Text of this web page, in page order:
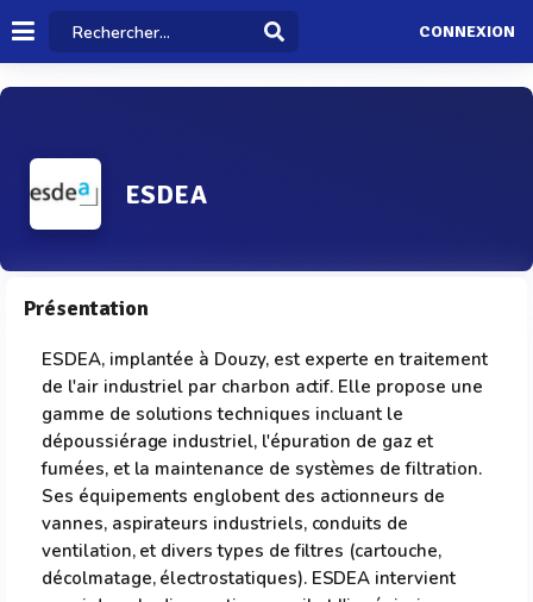
CONNEXION
ESDEA
Présentation
ESDEA, implantée à Douzy, est experte en traitement
de l'air industriel par charbon actif. Elle propose une
gamme de solutions techniques incluant le
dépoussiérage industriel, l'épuration de gaz et
fumées, et la maintenance de systèmes de filtration.
Ses équipements englobent des actionneurs de
vannes, aspirateurs industriels, conduits de
ventilation, et divers types de filtres (cartouche,
décolmatage, électrostatiques). ESDEA intervient